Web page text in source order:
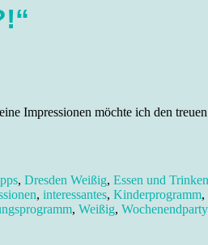
Impressionen möchte ich den
, Dresden Weißig, Essen und Trinken
, interessantes, Kinderprogramm,
, Weißig, Wochenendparty